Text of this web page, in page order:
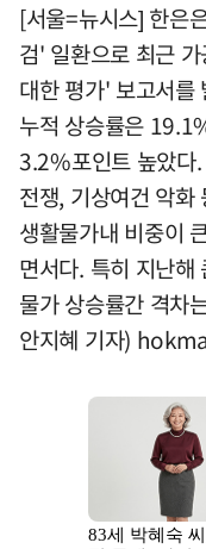
[서울=뉴시스] 한은
검' 일환으로 최근
대한 평가' 보고서
누적 상승률은
3.2%포인트 높았다
전쟁, 기상여건 악화
생활물가내 비중이
면서다. 특히 지난해
물가 상승률간 격차
안지혜 기자)